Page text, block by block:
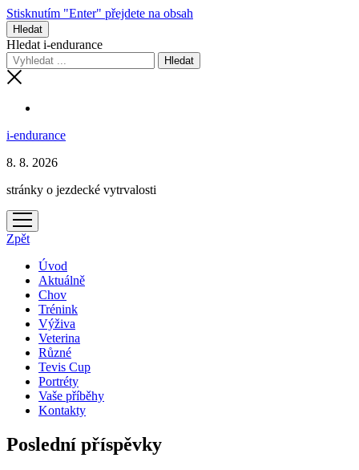
Stisknutím "Enter" přejdete na obsah
Hledat
Hledat i-endurance
i-endurance
8. 8. 2026
stránky o jezdecké vytrvalosti
otevřít
menu
Zpět
Úvod
Aktuálně
Chov
Trénink
Výživa
Veterina
Různé
Tevis Cup
Portréty
Vaše příběhy
Kontakty
Poslední příspěvky